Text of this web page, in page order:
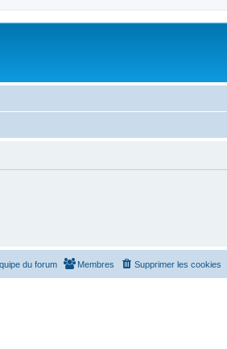
Supprimer les cookies
Membres
du forum